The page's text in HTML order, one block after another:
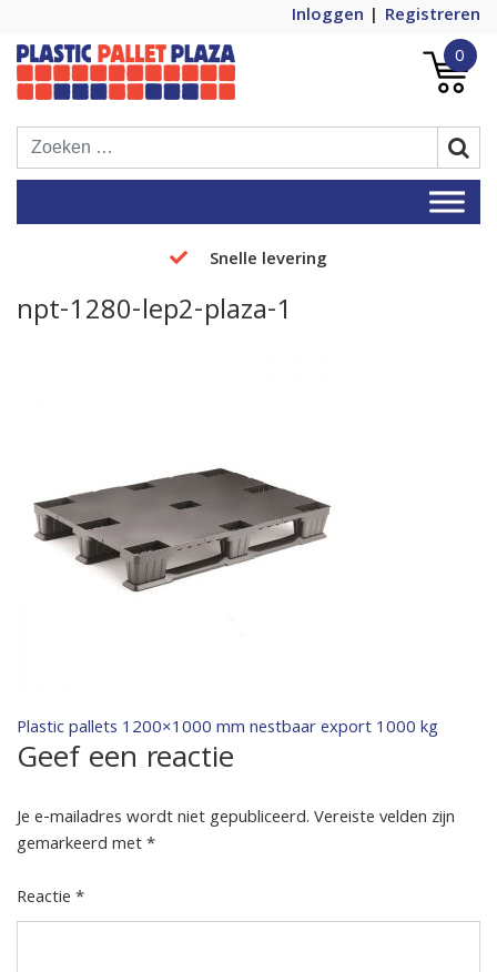
Inloggen
Registreren
Plastic Pallet Plaza
Plastic Pallets Plaza, de nummer 1 in
Europa!
0
Snelle levering
npt-1280-lep2-plaza-1
Bericht
navigatie
Plastic pallets 1200×1000 mm nestbaar export 1000 kg
Geef een reactie
Je e-mailadres wordt niet gepubliceerd.Vereiste velden zijn
gemarkeerd met*
Reactie*